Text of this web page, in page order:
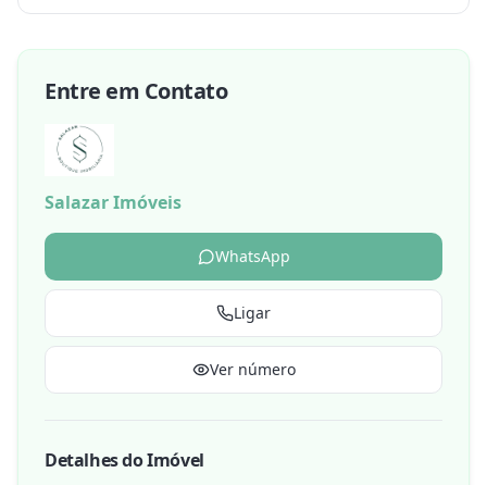
Entre em Contato
Salazar Imóveis
WhatsApp
Ligar
Ver número
Detalhes do Imóvel